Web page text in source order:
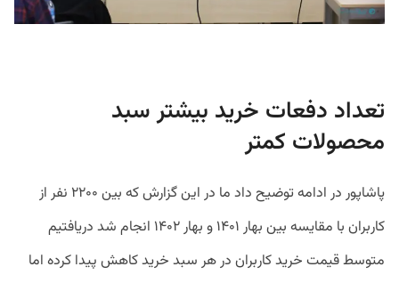
تعداد دفعات خرید بیشتر سبد
محصولات کمتر
پاشاپور در ادامه توضیح داد ما در این گزارش که بین ۲۲۰۰ نفر از
کاربران با مقایسه بین بهار ۱۴۰۱ و بهار ۱۴۰۲ انجام شد دریافتیم
متوسط قیمت خرید کاربران در هر سبد خرید کاهش پیدا کرده اما